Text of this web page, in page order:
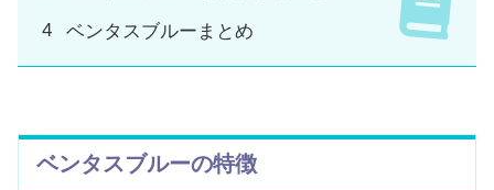
ベンタスブルーまとめ
ベンタスブルーの特徴